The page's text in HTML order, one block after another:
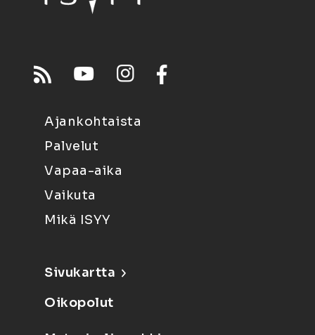
Ajankohtaista
Palvelut
Vapaa-aika
Vaikuta
Mikä ISYY
Sivukartta
Oikopolut